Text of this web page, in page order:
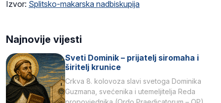
Izvor: Splitsko-makarska nadbiskupija
Najnovije vijesti
Sveti Dominik – prijatelj siromaha i
širitelj krunice
Crkva 8. kolovoza slavi svetoga Dominika
Guzmana, svećenika i utemeljitelja Reda